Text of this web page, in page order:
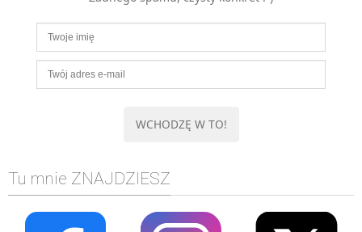
MOBILE
Android
KONTROLA WERSJI
SQL
TESTOWANIE
SIECI
Tu mnie ZNAJDZIESZ